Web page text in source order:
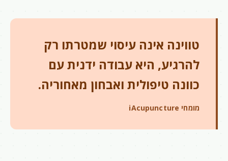
טווינה אינה עיסוי שמטרתו רק
להרגיע, היא עבודה ידנית עם
כוונה טיפולית ואבחון מאחוריה.
מומחי iAcupuncture